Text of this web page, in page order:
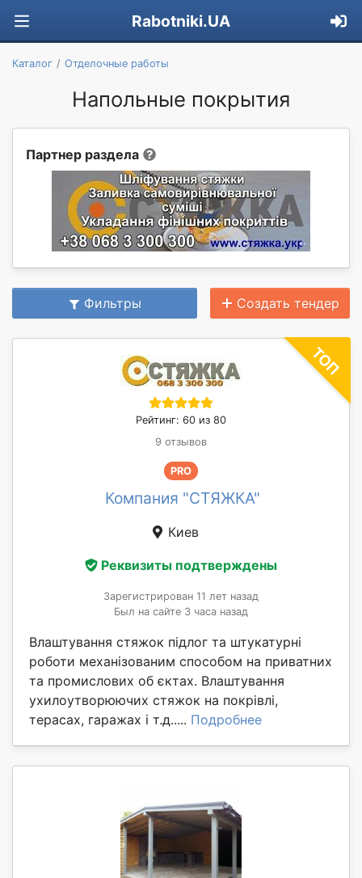
Rabotniki.UA
Каталог Отделочные работы
Напольные покрытия
Партнер раздела
Фильтры Создать тендер
Рейтинг: 60 из 80
9 отзывов
PRO
Компания "СТЯЖКА"
Киев
Реквизиты подтверждены
Зарегистрирован 11 лет назад
Был на сайте 3 часа назад
Влаштування стяжок підлог та штукатурні
роботи механізованим способом на приватних
та промислових об єктах. Влаштування
ухилоутворюючих стяжок на покрівлі,
терасах, гаражах і т.д..... Подробнее